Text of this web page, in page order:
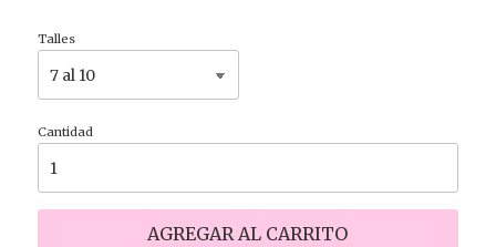
Talles
Cantidad
AGREGAR AL CARRITO